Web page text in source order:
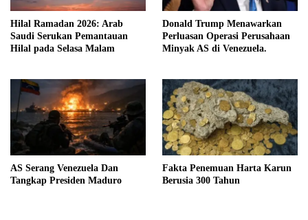
Hilal Ramadan 2026: Arab
Saudi Serukan Pemantauan
Hilal pada Selasa Malam
Donald Trump Menawarkan
Perluasan Operasi Perusahaan
Minyak AS di Venezuela.
AS Serang Venezuela Dan
Tangkap Presiden Maduro
Fakta Penemuan Harta Karun
Berusia 300 Tahun